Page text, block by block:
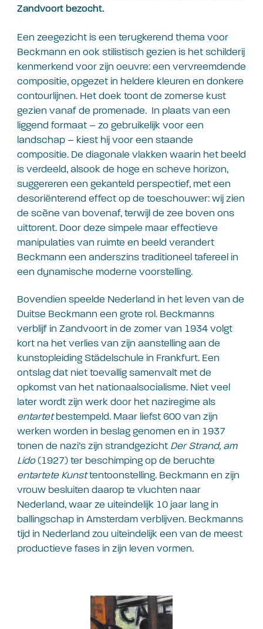
Zandvoort bezocht.
Een zeegezicht is een terugkerend thema voor
Beckmann en ook stilistisch gezien is het schilderij
kenmerkend voor zijn oeuvre: een vervreemdende
compositie, opgezet in heldere kleuren en donkere
contourlijnen. Het doek toont de zomerse kust
gezien vanaf de promenade. In plaats van een
liggend formaat – zo gebruikelijk voor een
landschap – kiest hij voor een staande
compositie. De diagonale vlakken waarin het beeld
is verdeeld, alsook de hoge en scheve horizon,
suggereren een gekanteld perspectief, met een
desoriënterend effect op de toeschouwer: wij zien
de scène van bovenaf, terwijl de zee boven ons
uittorent. Door deze simpele maar effectieve
manipulaties van ruimte en beeld verandert
Beckmann een anderszins traditioneel tafereel in
een dynamische moderne voorstelling.
Bovendien speelde Nederland in het leven van de
Duitse Beckmann een grote rol. Beckmanns
verblijf in Zandvoort in de zomer van 1934 volgt
kort na het verlies van zijn aanstelling aan de
kunstopleiding Städelschule in Frankfurt. Een
ontslag dat niet toevallig samenvalt met de
opkomst van het nationaalsocialisme. Niet veel
later wordt zijn werk door het naziregime als
entartetbestempeld. Maar liefst 600 van zijn
werken worden in beslag genomen en in 1937
tonen de nazi’s zijn strandgezicht Der Strand, am
Lido(1927) ter beschimping op de beruchte
entartete Kunsttentoonstelling. Beckmann en zijn
vrouw besluiten daarop te vluchten naar
Nederland, waar ze uiteindelijk 10 jaar lang in
ballingschap in Amsterdam verblijven. Beckmanns
tijd in Nederland zou uiteindelijk een van de meest
productieve fases in zijn leven vormen.